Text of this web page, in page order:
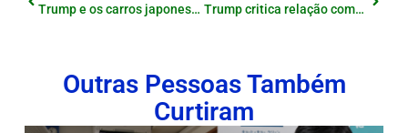
Trump e os carros japoneses: Críticas crescem no Japão diante de exigências polêmicas dos EUA
Trump critica relação comercial entre EUA e Japão sobre venda de carros
Outras Pessoas Também
Curtiram